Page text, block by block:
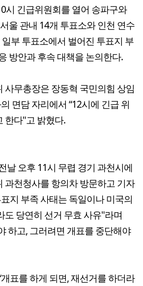
시 긴급위원회를 열어 송파구와
울 관내 14개 투표소와 인천 연수
부 투표소에서 벌어진 투표지 부
방안과 후속 대책을 논의한다.
사무총장은 장동혁 국민의힘 상임
면담 자리에서 “12시에 긴급 위
한다"고 밝혔다.
날 오후 11시 무렵 경기 과천시에
과천청사를 항의차 방문하고 기자
지 부족 사태는 독일이나 미국의
도 당연히 선거 무효 사유"라며
하고, 그러려면 개표를 중단해야
표를 하게 되면, 재선거를 하더라